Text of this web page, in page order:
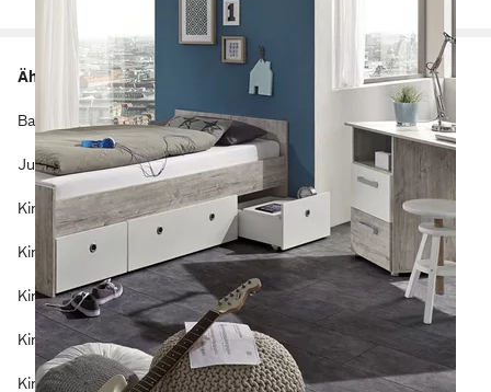
findet auch der erste eigene Fernseher Platz.
Ähnliche Kategorien
Babyhochstühle
Jugend Komplettzimmer
Kinder Bücherregale
Kinder Hochbetten
Kinderbetten
Kindereckschränke
Kindergartenmöbel
Häufig gesucht
Günstige Kinderschränke
Holz Kinderstühle
Kinderbetten 90x200
Kinderbetten mit Stauraum
Kinderbettgestelle 90x200
Kindereckkleiderschränke
Kinderschränke mit Spiegel